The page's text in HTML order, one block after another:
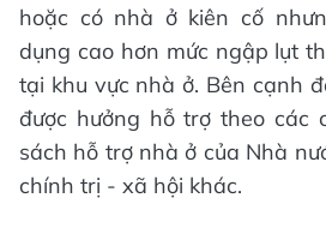
hoặc có nhà ở kiên cố
dụng cao hơn mức ngập lụt
tại khu vực nhà ở. Bên cạnh
được hưởng hỗ trợ theo các
sách hỗ trợ nhà ở của Nhà
chính trị - xã hội khác.